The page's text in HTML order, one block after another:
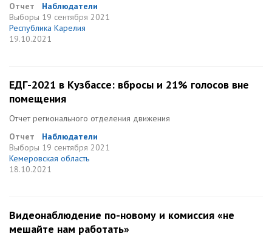
Отчет
Наблюдатели
Выборы 19 сентября 2021
Республика Карелия
19.10.2021
ЕДГ-2021 в Кузбассе: вбросы и 21% голосов вне
помещения
Отчет регионального отделения движения
Отчет
Наблюдатели
Выборы 19 сентября 2021
Кемеровская область
18.10.2021
Видеонаблюдение по-новому и комиссия «не
мешайте нам работать»